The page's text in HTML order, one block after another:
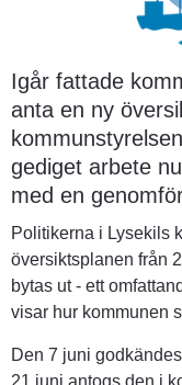
Igår fattade
anta en ny
gediget arbete
med en
Politikerna i Lysekils
översiktsplanen från
bytas ut - ett
visar hur kommunen
Den 7 juni
21 juni antogs den i